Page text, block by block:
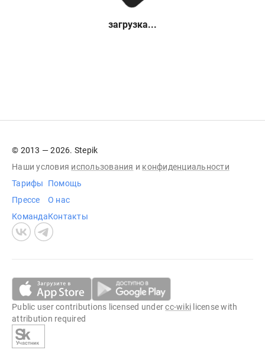
загрузка...
© 2013 — 2026. Stepik
Наши условия использования и конфиденциальности
Тарифы
Прессе
Команда
Помощь
О нас
Контакты
Public user contributions licensed undercc-wiki license with
attribution required